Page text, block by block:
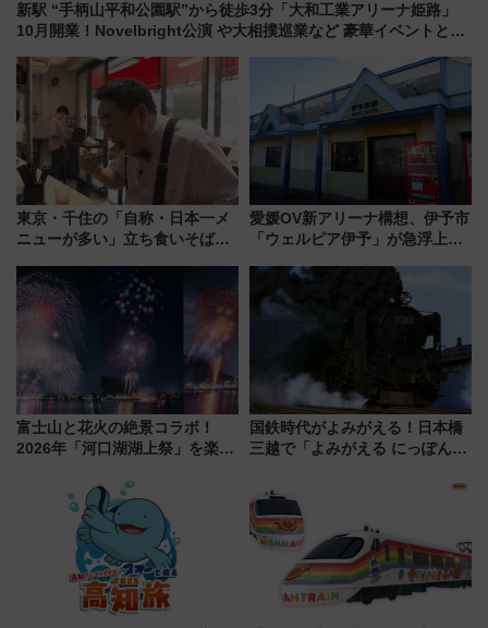
新駅 “手柄山平和公園駅”から徒歩3分「大和工業アリーナ姫路」
10月開業！Novelbright公演 や大相撲巡業など 豪華イベントとア
東京・千住の「自称・日本一メ
ニューが多い」立ち食いそば屋
地のふらっと立ち食いそば』
7/27夜10時～放送
愛媛OV新アリーナ構想、伊予市
「ウェルピア伊予」が急浮上！
で探る鉄道アクセスの未来
富士山と花火の絶景コラボ！
2026年「河口湖湖上祭」を楽し
国鉄時代がよみがえる！日本橋
三越で「よみがえる にっぽんの
敬の名作写真も、駅弁フェスも
同時開催！